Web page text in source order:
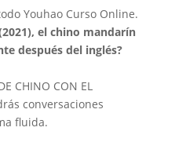
Youhao Curso Online.
el chino mandarín
después del inglés?
CHINO CON EL
conversaciones
fluida.